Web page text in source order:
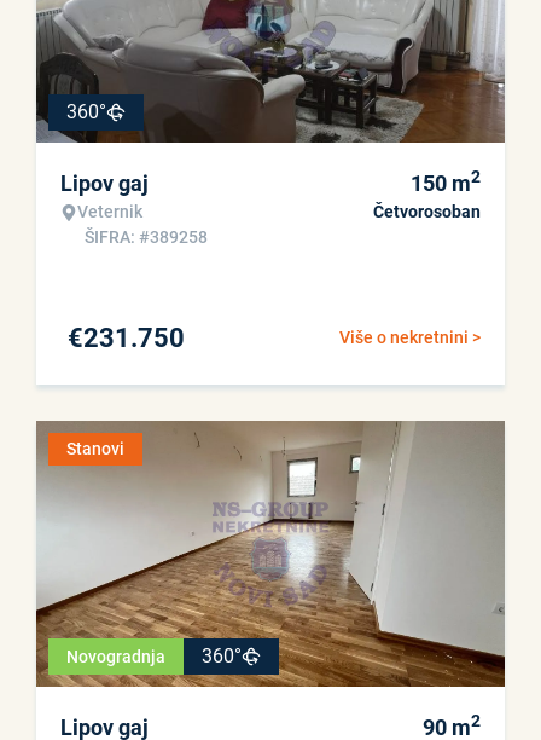
360°
Lipov gaj
Veternik
ŠIFRA: #389258
150 m2
Četvorosoban
Više o nekretnini >
€231.750
Stanovi
Novogradnja 360°
Lipov gaj 90 m2